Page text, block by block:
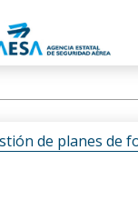
de planes